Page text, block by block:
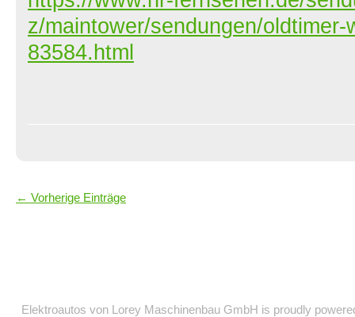
z/maintower/sendungen/
83584.html
← Vorherige Einträge
Elektroautos von Lorey Maschinenbau GmbH is proudly